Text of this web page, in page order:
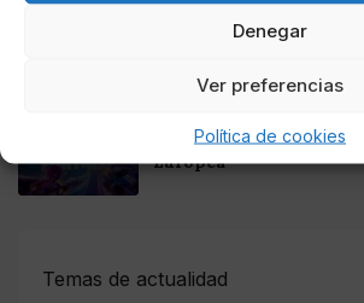
Denegar
Ver preferencias
Política de cookies
Mejores casinos online
Fortnite regresa para
Europea
Temas de actualidad